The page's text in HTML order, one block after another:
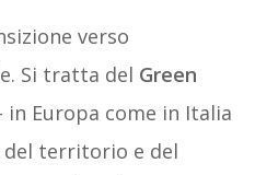
verso
Si tratta del Green
in Europa come in Italia
del territorio e del